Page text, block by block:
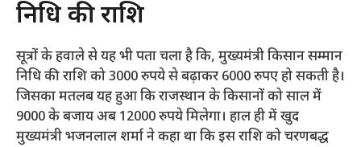
निधि की राशि
सूत्रों के हवाले से यह भी पता चला है कि, मुख्यमंत्री किसान सम्मान
निधि की राशि को 3000 रुपये से बढ़ाकर 6000 रुपए हो सकती है।
जिसका मतलब यह हुआ कि राजस्थान के किसानों को साल में
9000 के बजाय अब 12000 रुपये मिलेगा। हाल ही में खुद
मुख्यमंत्री भजनलाल शर्मा ने कहा था कि इस राशि को चरणबद्ध